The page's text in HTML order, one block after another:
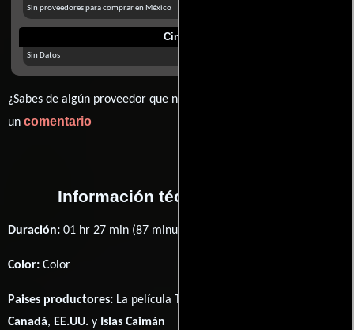
Sin proveedores para comprar en México
Cines
Sin Datos
¿Sabes de algún proveedor que no estamos mostrando? déjanos
un comentario
Información técnica y general
Duración: 01 hr 27 min (87 minutos) .
Color: Color
Paises productores: La película Trouble fué producida en
Canadá, EE.UU. y Islas Caimán